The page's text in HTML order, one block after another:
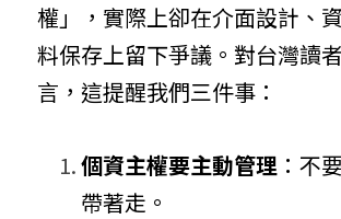
權」，實際上卻在介面設計、
料保存上留下爭議。對台灣讀
言，這提醒我們三件事：
個資主權要主動管理 ：不
帶著走。